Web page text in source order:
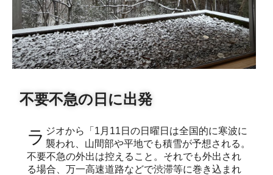
不要不急の日に出発
ラジオから「1月11日の日曜日は全国的に寒波に 襲われ、山間部や平地でも積雪が予想される。
不要不急の外出は控えること。それでも外出され
る場合、万一高速道路などで渋滞等に巻き込まれ